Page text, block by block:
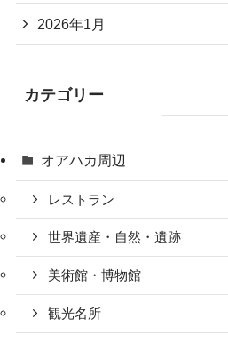
2026年1月
カテゴリー
オアハカ周辺
レストラン
世界遺産・自然・遺跡
美術館・博物館
観光名所